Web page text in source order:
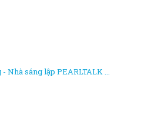
Nhà sáng lập PEARLTALK ...